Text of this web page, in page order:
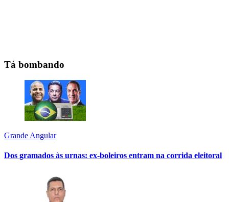
Tá bombando
Grande Angular
Dos gramados às urnas: ex-boleiros entram na corrida eleitoral